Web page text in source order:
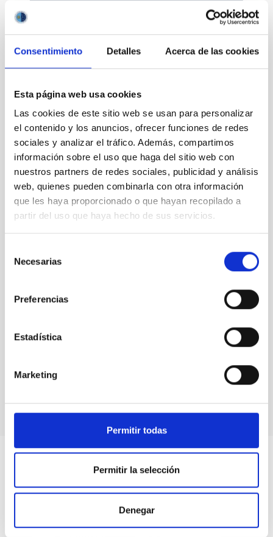
Consentimiento Detalles Acerca de las cookies
Esta página web usa cookies
Las cookies de este sitio web se usan para personalizar
el contenido y los anuncios, ofrecer funciones de redes
sociales y analizar el tráfico. Además, compartimos
información sobre el uso que haga del sitio web con
nuestros partners de redes sociales, publicidad y análisis
web, quienes pueden combinarla con otra información
que les haya proporcionado o que hayan recopilado a
partir del uso que haya hecho de sus servicios.
Necesarias
Preferencias
Estadística
Marketing
Permitir todas
Permitir la selección
Denegar
Divulgación
Movilidad